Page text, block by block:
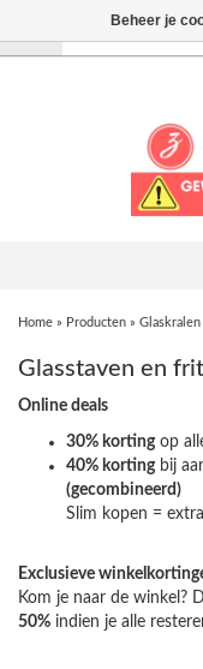
Home » Producten »
Glasstaven en
Online deals
30% kortingop
40% kortingbij
(gecombineerd)
Slim kopen =
Exclusieve
Kom je naar de winkel?
50% indien je alle
Beheer je